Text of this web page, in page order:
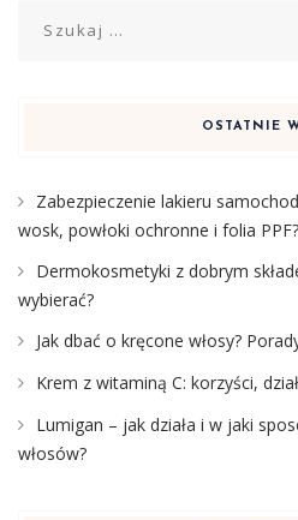
OSTATNIE
Zabezpieczenie lakieru
wosk, powłoki ochronne i folia PPF?
Dermokosmetyki z dobrym
wybierać?
Jak dbać o kręcone włosy?
Krem z witaminą C: korzyści,
Lumigan – jak działa i w jaki
włosów?